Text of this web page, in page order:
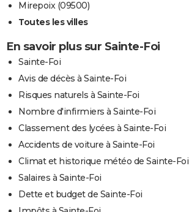
Mirepoix (09500)
Toutes les villes
En savoir plus sur Sainte-Foi
Sainte-Foi
Avis de décès à Sainte-Foi
Risques naturels à Sainte-Foi
Nombre d'infirmiers à Sainte-Foi
Classement des lycées à Sainte-Foi
Accidents de voiture à Sainte-Foi
Climat et historique météo de Sainte-Foi
Salaires à Sainte-Foi
Dette et budget de Sainte-Foi